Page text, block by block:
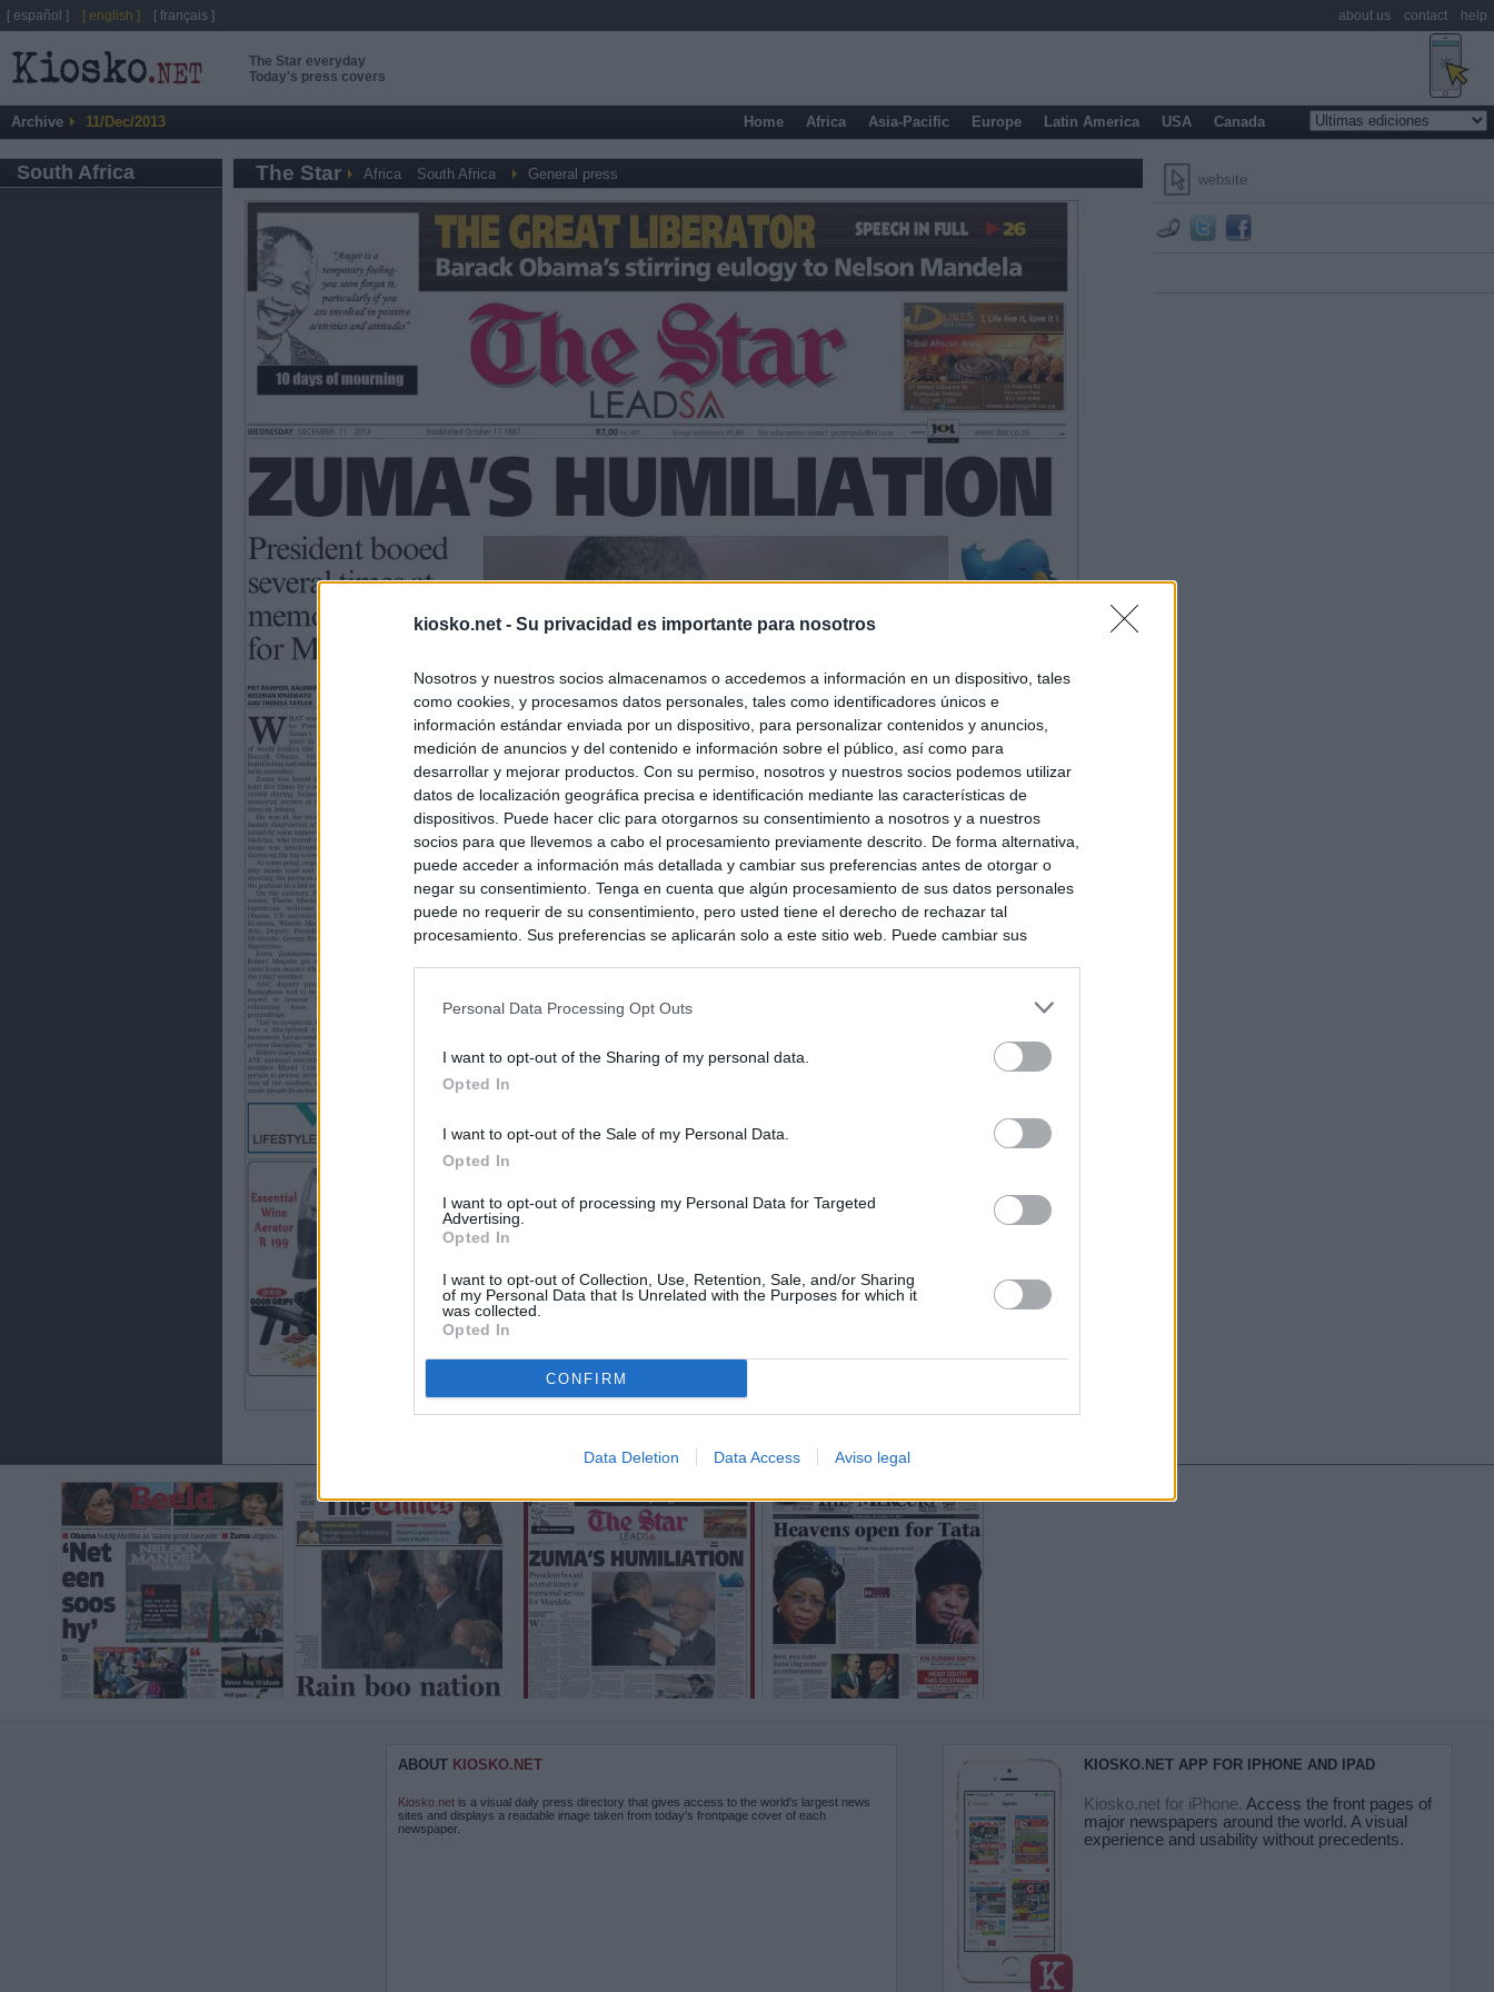
kiosko.net - Su privacidad es importante para nosotros
Nosotros y nuestros socios almacenamos o accedemos a información en un dispositivo, tales
como cookies, y procesamos datos personales, tales como identificadores únicos e
información estándar enviada por un dispositivo, para personalizar contenidos y anuncios,
medición de anuncios y del contenido e información sobre el público, así como para
desarrollar y mejorar productos. Con su permiso, nosotros y nuestros socios podemos utilizar
datos de localización geográfica precisa e identificación mediante las características de
dispositivos. Puede hacer clic para otorgarnos su consentimiento a nosotros y a nuestros
socios para que llevemos a cabo el procesamiento previamente descrito. De forma alternativa,
puede acceder a información más detallada y cambiar sus preferencias antes de otorgar o
negar su consentimiento. Tenga en cuenta que algún procesamiento de sus datos personales
puede no requerir de su consentimiento, pero usted tiene el derecho de rechazar tal
procesamiento. Sus preferencias se aplicarán solo a este sitio web. Puede cambiar sus
Personal Data Processing Opt Outs
I want to opt-out of the Sharing of my personal data.
Opted In
I want to opt-out of the Sale of my Personal Data.
Opted In
I want to opt-out of processing my Personal Data for Targeted
Advertising.
Opted In
I want to opt-out of Collection, Use, Retention, Sale, and/or Sharing
of my Personal Data that Is Unrelated with the Purposes for which it
was collected.
Opted In
CONFIRM
Data Deletion Data Access Aviso legal
The Star everyday
Today's press covers
Archive 11/Dec/2013 Home Africa Asia-Pacific Europe Latin America USA Canada
South Africa website
The Star Africa South Africa General press
ABOUT KIOSKO.NET
Kiosko.net is a visual daily press directory that gives access to the world's largest news
sites and displays a readable image taken from today's frontpage cover of each
newspaper.
KIOSKO.NET APP FOR IPHONE AND IPAD
Kiosko.net for iPhone. Access the front pages of
major newspapers around the world. A visual
experience and usability without precedents.
[ español ] [ english ] [ français ] about us contact help